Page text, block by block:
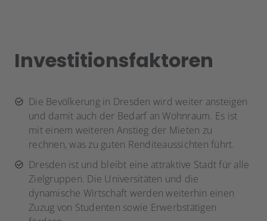
Investitionsfaktoren
Die Bevölkerung in Dresden wird weiter ansteigen
und damit auch der Bedarf an Wohnraum. Es ist
mit einem weiteren Anstieg der Mieten zu
rechnen, was zu guten Renditeaussichten führt.
Dresden ist und bleibt eine attraktive Stadt für alle
Zielgruppen. Die Universitäten und die
dynamische Wirtschaft werden weiterhin einen
Zuzug von Studenten sowie Erwerbstätigen